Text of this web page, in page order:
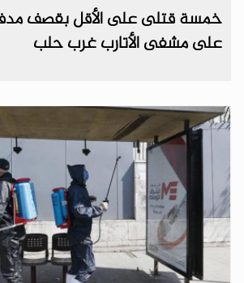
خمسة قتلى على الأقل بقصف
على مشفى الأتارب غرب حلب